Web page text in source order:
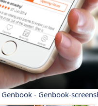
Genbook - Genbook-